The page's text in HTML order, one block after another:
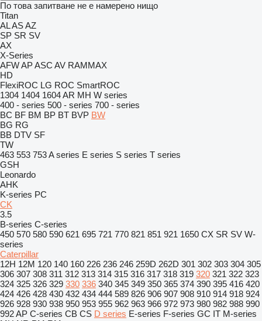
По това запитване не е намерено нищо
Titan
ALASAZ
SP SR SV
AX
X-Series
AFWAPASC AV RAMMAX
HD
FlexiROC LG ROC SmartROC
1304 1404 1604AR MH W series
400 - series 500 - series 700 - series
BC BF BM BP BT BVP BW
BG RG
BB DTV SF
TW
463 553 753A series E series S series T series
GSH
Leonardo
AHK
K-series PC
CK
3.5
B-series C-series
450 570 580 590 621 695 721 770 821 851 921 1650 CX SR SV W-
series
Caterpillar
12H 12M 120 140 160 226 236 246 259D 262D 301 302 303 304 305
306 307 308 311 312 313 314 315 316 317 318 319 320 321 322 323
324 325 326 329 330 336 340 345 349 350 365 374 390 395 416 420
424 426 428 430 432 434 444 589 826 906 907 908 910 914 918 924
926 928 930 938 950 953 955 962 963 966 972 973 980 982 988 990
992AP C-series CB CS D series E-series F-series GC IT M-series